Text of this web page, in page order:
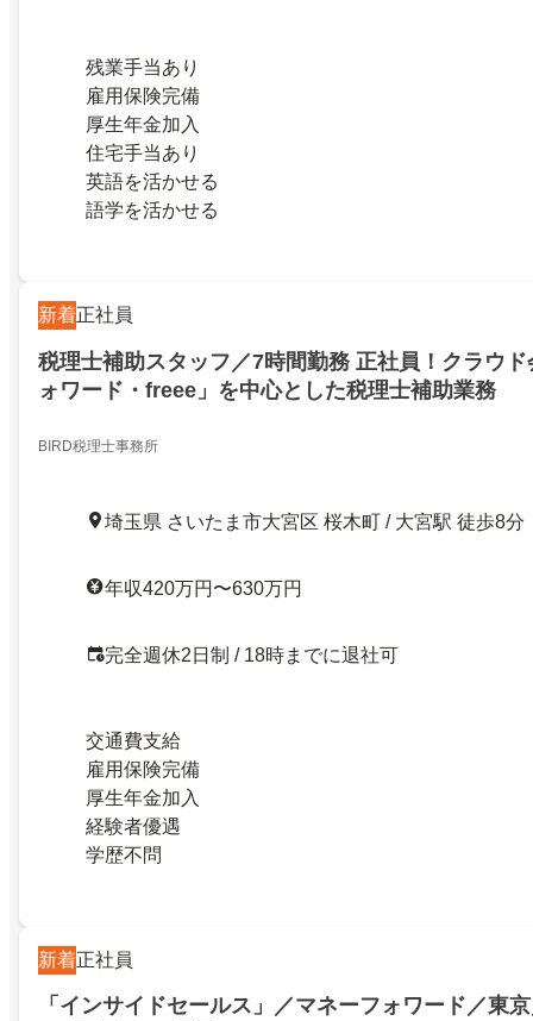
残業手当あり
雇用保険完備
厚生年金加入
住宅手当あり
英語を活かせる
語学を活かせる
新着正社員
税理士補助スタッフ／7時間勤務 正社員！クラウ
ォワード・freee」を中心とした税理士補助業務
BIRD税理士事務所
埼玉県 さいたま市大宮区 桜木町 / 大宮駅 徒歩8分
年収420万円〜630万円
完全週休2日制 / 18時までに退社可
交通費支給
雇用保険完備
厚生年金加入
経験者優遇
学歴不問
新着正社員
「インサイドセールス」／マネーフォワード／東